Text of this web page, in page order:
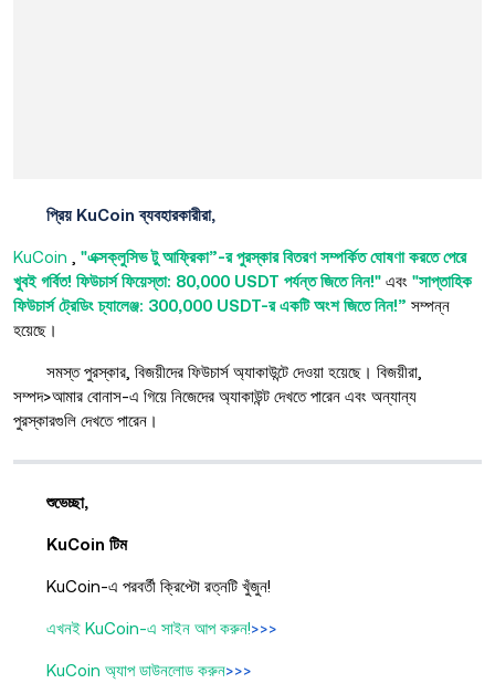
প্রিয় KuCoin ব্যবহারকারীরা,
KuCoin
"এক্সক্লুসিভ টু আফ্রিকা”-র পুরস্কার বিতরণ সম্পর্কিত ঘোষণা করতে পেরে
খুবই গর্বিত! ফিউচার্স ফিয়েস্তা: 80,000 USDT পর্যন্ত জিতে নিন!" এবং "সাপ্তাহিক
ফিউচার্স ট্রেডিং চ্যালেঞ্জ: 300,000 USDT-র একটি অংশ জিতে নিন!” সম্পন্ন
হয়েছে।
সমস্ত পুরস্কার, বিজয়ীদের ফিউচার্স অ্যাকাউন্টে দেওয়া হয়েছে। বিজয়ীরা,
সম্পদ>আমার বোনাস-এ গিয়ে নিজেদের অ্যাকাউন্ট দেখতে পারেন এবং অন্যান্য
পুরস্কারগুলি দেখতে পারেন।
শুভেচ্ছা,
KuCoin টিম
KuCoin-এ পরবর্তী ক্রিপ্টো রত্নটি খুঁজুন!
এখনই KuCoin-এ সাইন আপ করুন!>>>
KuCoin অ্যাপ ডাউনলোড করুন>>>